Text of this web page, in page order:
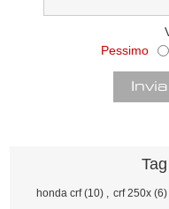
Pessimo
honda crf (10) , crf 250x (6)